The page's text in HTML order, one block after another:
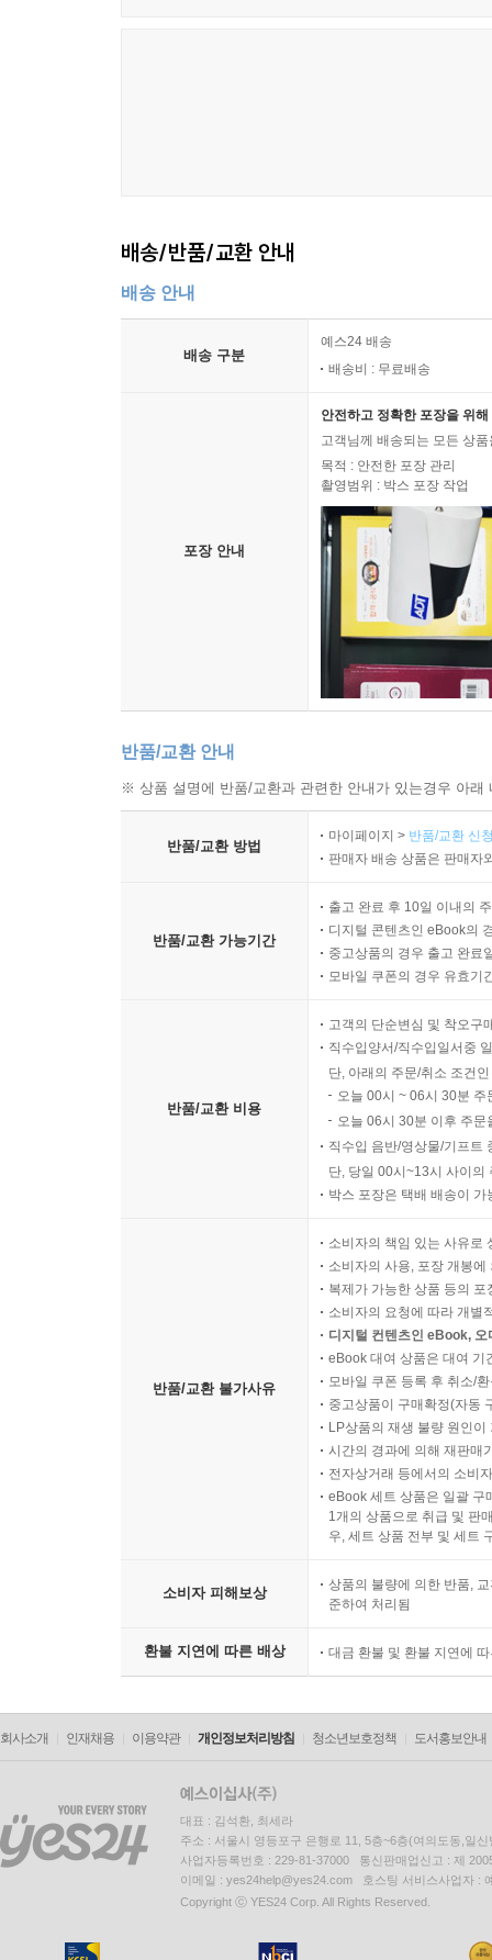
배송/반품/교환 안내
배송 안내
배송 구분
예스24 배송
배송비 : 무료배송
포장 안내
안전하고 정확한 포장을 위
고객님께 배송되는 모든 상
목적 : 안전한 포장 관리
촬영범위 : 박스 포장 작업
반품/교환 안내
※ 상품 설명에 반품/교환과 관련한 안내가 있는경우 아
반품/교환 방법
마이페이지 > 반품/교환 신
판매자 배송 상품은 판매자
반품/교환 가능기간
출고 완료 후 10일 이내의
디지털 콘텐츠인 eBook의
중고상품의 경우 출고 완료
모바일 쿠폰의 경우 유효기
반품/교환 비용
고객의 단순변심 및 착오구
직수입양서/직수입일서중
단, 아래의 주문/취소 조건
오늘 00시 ~ 06시 30분
오늘 06시 30분 이후 주
직수입 음반/영상물/기프트
단, 당일 00시~13시 사이의
박스 포장은 택배 배송이
반품/교환 불가사유
소비자의 책임 있는 사유로
소비자의 사용, 포장 개봉
복제가 가능한 상품 등의
소비자의 요청에 따라 개별
디지털 컨텐츠인 eBook,
eBook 대여 상품은 대여 기
모바일 쿠폰 등록 후 취소/
중고상품이 구매확정(자동
LP상품의 재생 불량 원인
시간의 경과에 의해 재판매
전자상거래 등에서의 소비
eBook 세트 상품은 일괄 구
1개의 상품으로 취급 및 판
우, 세트 상품 전부 및 세트
소비자 피해보상
상품의 불량에 의한 반품,
준하여 처리됨
환불 지연에 따른 배상 대금 환불 및 환불 지연에
회사소개 인재채용 이용약관 개인정보처리방침 청소년보호정책 도서홍보안내
대표 : 김석환, 최세라
주소 : 서울시 영등포구 은행로 11, 5층~6층(여의도동,일신
사업자등록번호 : 229-81-37000 통신판매업신고 : 제
이메일 : yes24help@yes24.com 호스팅 서비스사업자 :
Copyright ⓒ YES24 Corp. All Rights Reserved.